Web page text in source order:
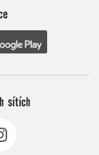
sítích